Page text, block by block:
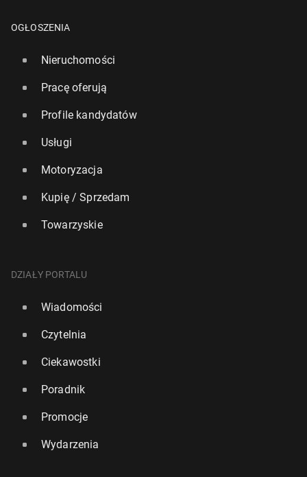
OGŁOSZENIA
Nieruchomości
Pracę oferują
Profile kandydatów
Usługi
Motoryzacja
Kupię / Sprzedam
Towarzyskie
DZIAŁY PORTALU
Wiadomości
Czytelnia
Ciekawostki
Poradnik
Promocje
Wydarzenia